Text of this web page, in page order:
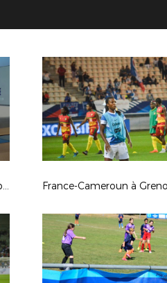
Tirage au sort du 6ème tour de la Coupe de France France-Cameroun à